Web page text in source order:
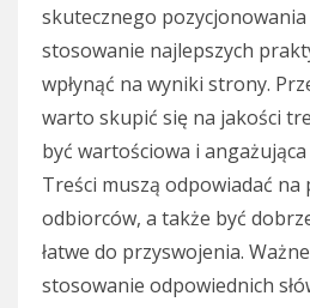
skutecznego pozycjonowania
stosowanie najlepszych
wpłynąć na wyniki strony.
warto skupić się na jakości
być wartościowa i
Treści muszą odpowiadać
odbiorców, a także być
łatwe do przyswojenia.
stosowanie odpowiednich